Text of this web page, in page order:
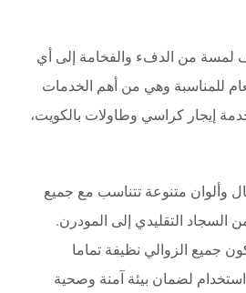
لمسة من الدفء والفخامة إلى أي
للمناسبة وهي من أهم الخدمات
إيجار كراسي وطاولات بالكويت،
وألوان متنوعة تتناسب مع جميع
السجاد التقليدي إلى المودرن.
جميع الزوالي نظيفة تماما
لضمان بيئة آمنة وصحية